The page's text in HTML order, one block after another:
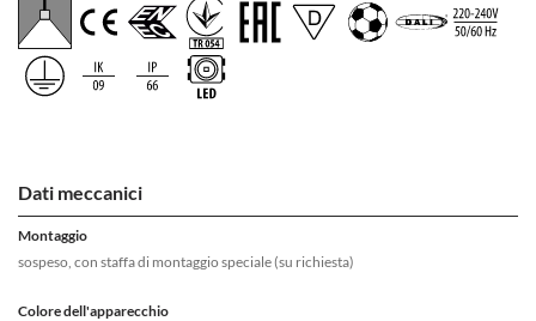
Dati meccanici
Montaggio
sospeso, con staffa di montaggio speciale (su richiesta)
Colore dell'apparecchio